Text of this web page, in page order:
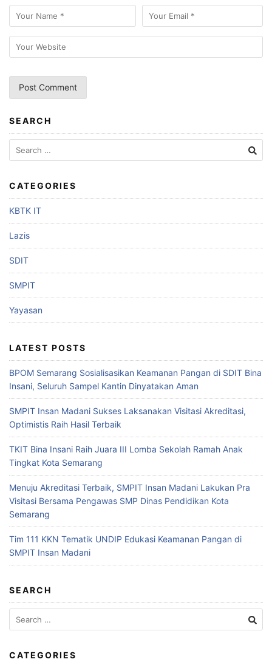
SEARCH
CATEGORIES
KBTK IT
Lazis
SDIT
SMPIT
Yayasan
LATEST POSTS
BPOM Semarang Sosialisasikan Keamanan Pangan di SDIT Bina
Insani, Seluruh Sampel Kantin Dinyatakan Aman
SMPIT Insan Madani Sukses Laksanakan Visitasi Akreditasi,
Optimistis Raih Hasil Terbaik
TKIT Bina Insani Raih Juara III Lomba Sekolah Ramah Anak
Tingkat Kota Semarang
Menuju Akreditasi Terbaik, SMPIT Insan Madani Lakukan Pra
Visitasi Bersama Pengawas SMP Dinas Pendidikan Kota
Semarang
Tim 111 KKN Tematik UNDIP Edukasi Keamanan Pangan di
SMPIT Insan Madani
SEARCH
CATEGORIES